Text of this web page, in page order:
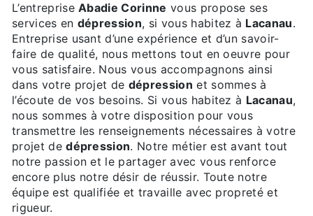
L’entrepriseAbadie Corinne vous propose ses
services en dépression, si vous habitez à Lacanau.
Entreprise usant d’une expérience et d’un savoir-
faire de qualité, nous mettons tout en oeuvre pour
vous satisfaire. Nous vous accompagnons ainsi
dans votre projet de dépression et sommes à
l’écoute de vos besoins. Si vous habitez à Lacanau,
nous sommes à votre disposition pour vous
transmettre les renseignements nécessaires à votre
projet dedépression. Notre métier est avant tout
notre passion et le partager avec vous renforce
encore plus notre désir de réussir. Toute notre
équipe est qualifiée et travaille avec propreté et
rigueur.